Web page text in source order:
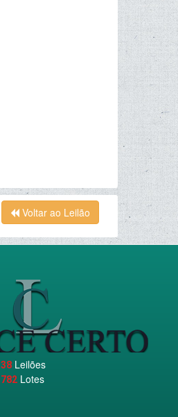
Voltar ao Leilão
38Leilões
782Lotes